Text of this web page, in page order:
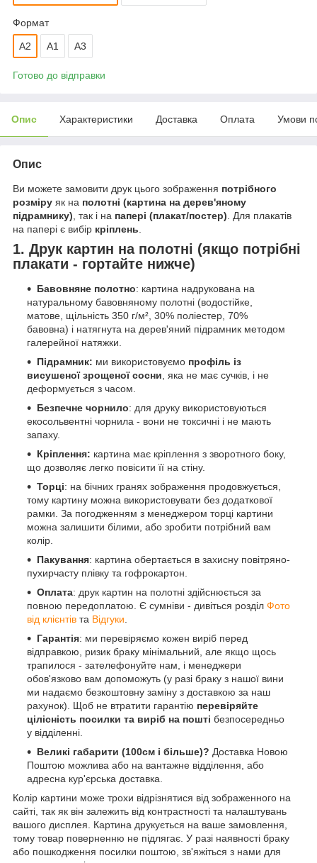
Формат
A2 А1 A3
Готово до відправки
Опис Характеристики Доставка Оплата Умови
Опис
Ви можете замовити друк цього зображення потрібного
розміру як на полотні (картина на дерев'яному
підрамнику) , так і на папері (плакат/постер) . Для плакатів
на папері є вибір кріплень
1. Друк картин на полотні (якщо потрібні
плакати - гортайте нижче)
Бавовняне полотно: картина надрукована на
натуральному бавовняному полотні (водостійке,
матове, щільність 350 г/м², 30% поліестер, 70%
бавовна) і натягнута на дерев'яний підрамник методом
галерейної натяжки.
Підрамник: ми використовуємо профіль із
висушеної зрощеної сосни, яка не має сучків, і не
деформується з часом.
Безпечне чорнило: для друку використовуються
екосольвентні чорнила - вони не токсичні і не мають
запаху.
Кріплення: картина має кріплення з зворотного боку,
що дозволяє легко повісити її на стіну.
Торці: на бічних гранях зображення продовжується,
тому картину можна використовувати без додаткової
рамки. За погодженням з менеджером торці картини
можна залишити білими, або зробити потрібний вам
колір.
Пакування: картина обертається в захисну повітряно-
пухирчасту плівку та гофрокартон.
Оплата: друк картин на полотні здійснюється за
повною передоплатою. Є сумніви - дивіться розділ Фото
від клієнтів та Відгуки.
Гарантія: ми перевіряємо кожен виріб перед
відправкою, ризик браку мінімальний, але якщо щось
трапилося - зателефонуйте нам, і менеджери
обов'язково вам допоможуть (у разі браку з нашої вини
ми надаємо безкоштовну заміну з доставкою за наш
рахунок). Щоб не втратити гарантію перевіряйте
цілісність посилки та виріб на пошті безпосередньо
у відділенні.
Великі габарити (100см і більше)? Доставка Новою
Поштою можлива або на вантажне відділення, або
адресна кур'єрська доставка.
Колір картини може трохи відрізнятися від зображенного на
сайті, так як він залежить від контрастності та налаштувань
вашого дисплея. Картина друкується на ваше замовлення,
тому товар поверненню не підлягає. У разі наявності браку
або пошкодження посилки поштою, зв'яжіться з нами для